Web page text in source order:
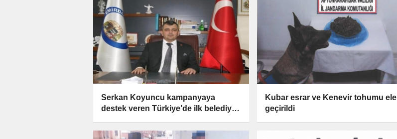
Serkan Koyuncu kampanyaya
destek veren Türkiye’de ilk belediye
Kubar esrar ve Kenevir tohumu ele
geçirildi